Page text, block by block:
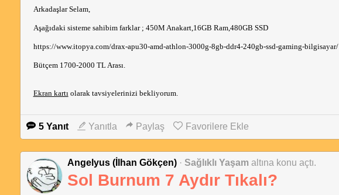
Arkadaşlar Selam,
Aşağıdaki sisteme sahibim farklar ; 450M Anakart,16GB Ram,480GB SSD
https://www.itopya.com/drax-apu30-amd-athlon-3000g-8gb-ddr4-240gb-ssd-gaming-bilgisayar/
Bütçem 1700-2000 TL Arası.
Ekran kartıolarak tavsiyelerinizi bekliyorum.
5 Yanıt Yanıtla Paylaş Favorilere Ekle
Angelyus (İlhan Gökçen) · Sağlıklı Yaşam altına konu açtı.
Sol Burnum 7 Aydır Tıkalı?